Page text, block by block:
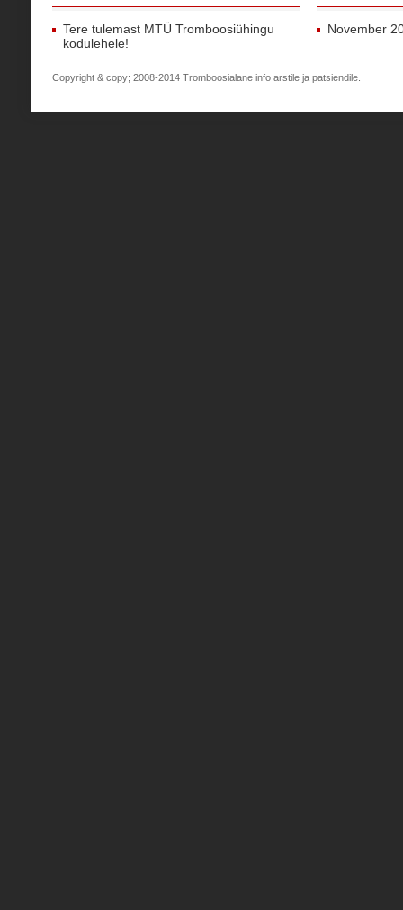
Tere tulemast MTÜ Tromboosiühingu
kodulehele!
November
Copyright & copy; 2008-2014 Tromboosialane info arstile ja patsiendile.